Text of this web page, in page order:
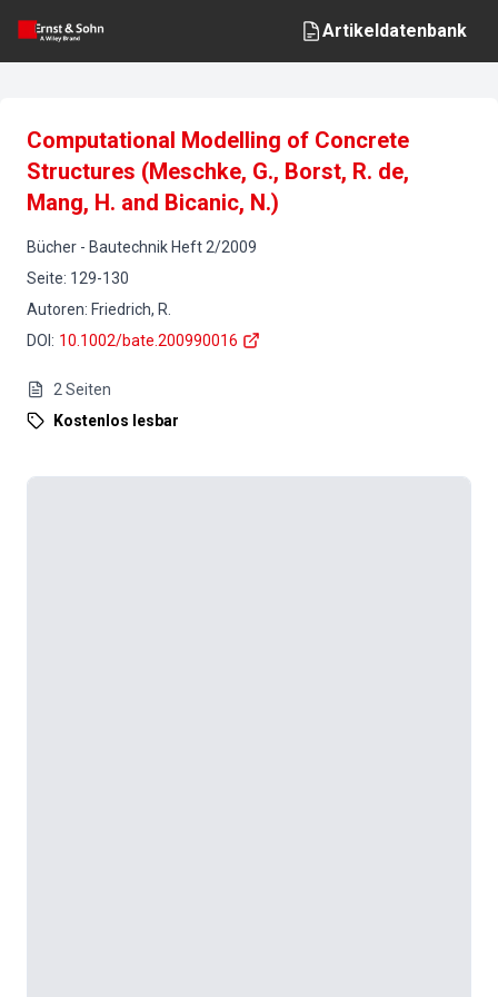
Artikeldatenbank
Computational Modelling of Concrete
Structures (Meschke, G., Borst, R. de,
Mang, H. and Bicanic, N.)
Bücher - Bautechnik Heft 2/2009
Seite: 129-130
Autoren: Friedrich, R.
DOI : 10.1002/bate.200990016
2 Seiten
Kostenlos lesbar